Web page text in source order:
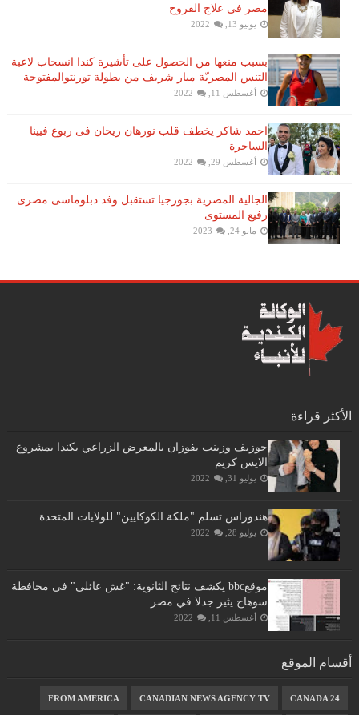
مصر فى علاج القروح
يونيو 13, 2022
بسبب منعها من الحصول على تأشيرة كندا انسحاب لاعبة ​
التنس​ المصريّة ​ميار شريف​ من بطولة ​تورنتو​المفتوحة
أغسطس 11, 2022
احمد شاكر يخطف قلب نورهان ريحان فى ربوع فيينا
الساحرة
أغسطس 29, 2022
الجالية المصرية بجورجيا تستقبل وفد دبلوماسى مصرى
رفيع المستوى
مايو 24, 2023
الأكثر قراءة
جوزيف وزينب يفوزان بالمعرض الزراعي بكندا بمشروع
الايس كريم
يوليو 31, 2022
هندوراس تسلم "ملكة الكوكايين" للولايات المتحدة
يوليو 28, 2022
موقعbbc يكشف نتائج الثانوية: "غش عائلي" فى محافظة
سوهاج يثير جدلا في مصر
أغسطس 11, 2022
أقسام الموقع
CANADA 24
CANADIAN NEWS AGENCY TV
FROM AMERICA